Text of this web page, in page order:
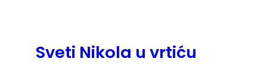
Sveti Nikola u vrtiću